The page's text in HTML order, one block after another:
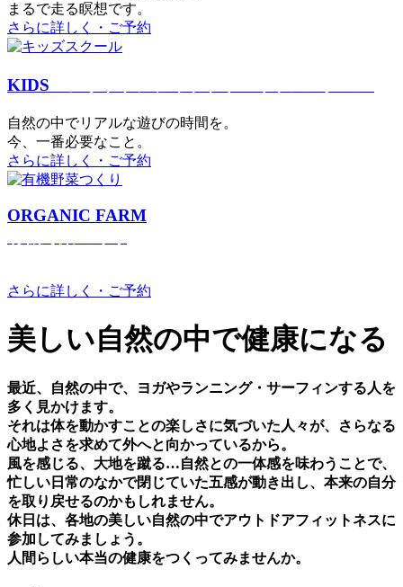
まるで⾛る瞑想です。
さらに詳しく・ご予約
KIDS
⾃然の中でリアルな遊びの時間を。
今、⼀番必要なこと。
さらに詳しく・ご予約
ORGANIC FARM
さらに詳しく・ご予約
美しい⾃然の中で健康になる
最近、⾃然の中で、ヨガやランニング・サーフィンする⼈を
多く⾒かけます。
それは体を動かすことの楽しさに気づいた⼈々が、さらなる
⼼地よさを求めて外へと向かっているから。
⾵を感じる、⼤地を蹴る…⾃然との⼀体感を味わうことで、
忙しい⽇常のなかで閉じていた五感が動き出し、本来の⾃分
を取り戻せるのかもしれません。
休⽇は、各地の美しい⾃然の中でアウトドアフィットネスに
参加してみましょう。
⼈間らしい本当の健康をつくってみませんか。